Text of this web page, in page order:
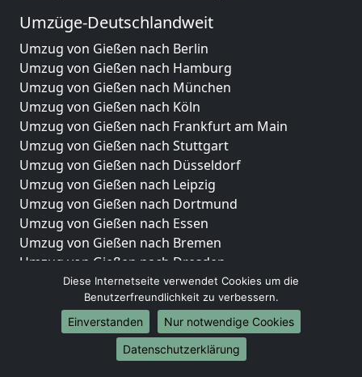
Umzüge-Deutschlandweit
Umzug von Gießen nach Berlin
Umzug von Gießen nach Hamburg
Umzug von Gießen nach München
Umzug von Gießen nach Köln
Umzug von Gießen nach Frankfurt am Main
Umzug von Gießen nach Stuttgart
Umzug von Gießen nach Düsseldorf
Umzug von Gießen nach Leipzig
Umzug von Gießen nach Dortmund
Umzug von Gießen nach Essen
Umzug von Gießen nach Bremen
Umzug von Gießen nach Dresden
Umzug von Gießen nach Hannover
Umzug von Gießen nach Nürnberg
Umzug von Gießen nach Duisburg
Umzug von Gießen nach Bochum
Umzug von Gießen nach Wuppertal
Diese Internetseite verwendet Cookies um die
Benutzerfreundlichkeit zu verbessern.
Einverstanden
Nur notwendige Cookies
Datenschutzerklärung